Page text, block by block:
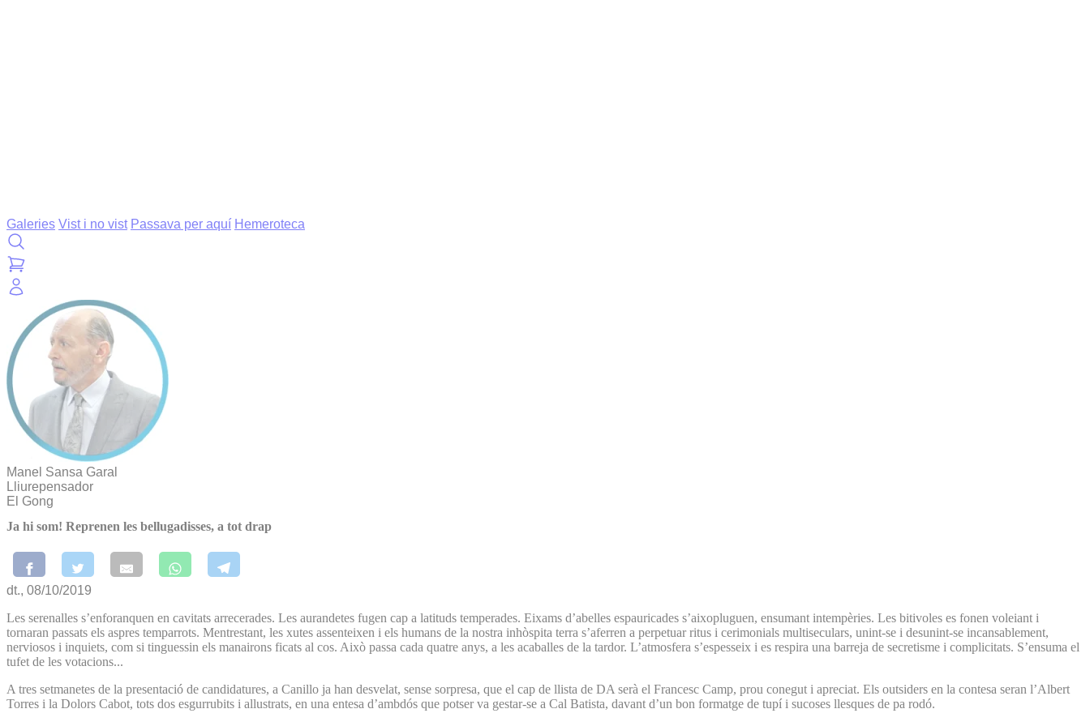
Galeries Vist i no vist Passava per aquí Hemeroteca
Manel Sansa Garal
Lliurepensador
El Gong
Ja hi som! Reprenen les bellugadisses, a tot drap
dt., 08/10/2019
Les serenalles s’enforanquen en cavitats arrecerades. Les aurandetes fugen cap a latituds temperades. Eixams d’abelles espauricades s’aixopluguen, ensumant intempèries. Les bitivoles es fonen voleiant i
tornaran passats els aspres temparrots. Mentrestant, les xutes assenteixen i els humans de la nostra inhòspita terra s’aferren a perpetuar ritus i cerimonials multiseculars, unint-se i desunint-se incansablement,
nerviosos i inquiets, com si tinguessin els manairons ficats al cos. Això passa cada quatre anys, a les acaballes de la tardor. L’atmosfera s’espesseix i es respira una barreja de secretisme i complicitats. S’ensuma el
tufet de les votacions...
A tres setmanetes de la presentació de candidatures, a Canillo ja han desvelat, sense sorpresa, que el cap de llista de DA serà el Francesc Camp, prou conegut i apreciat. Els outsiders en la contesa seran l’Albert
Torres i la Dolors Cabot, tots dos esgurrubits i allustrats, en una entesa d’ambdós que potser va gestar-se a Cal Batista, davant d’un bon formatge de tupí i sucoses llesques de pa rodó.